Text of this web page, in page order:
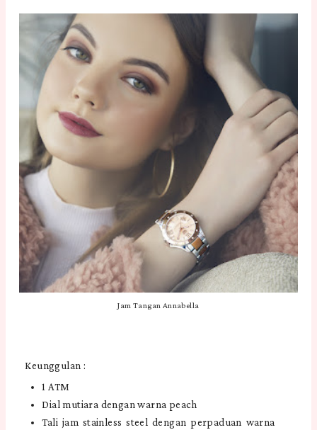
Jam Tangan Annabella
Keunggulan :
1 ATM
Dial mutiara dengan warna peach
Tali jam stainless steel dengan perpaduan warna